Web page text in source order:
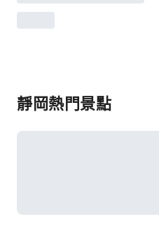
靜岡熱門景點